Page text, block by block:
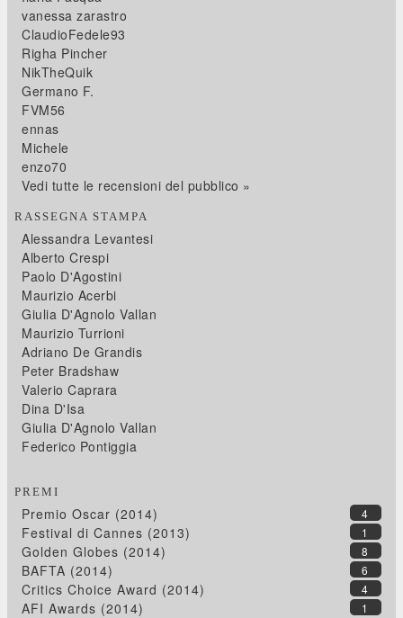
vanessa zarastro
ClaudioFedele93
Righa Pincher
NikTheQuik
Germano F.
FVM56
ennas
Michele
enzo70
Vedi tutte le recensioni del pubblico »
RASSEGNA STAMPA
Alessandra Levantesi
Alberto Crespi
Paolo D'Agostini
Maurizio Acerbi
Giulia D'Agnolo Vallan
Maurizio Turrioni
Adriano De Grandis
Peter Bradshaw
Valerio Caprara
Dina D'Isa
Giulia D'Agnolo Vallan
Federico Pontiggia
PREMI
4
Premio Oscar (2014)
1
Festival di Cannes (2013)
8
Golden Globes (2014)
6
BAFTA (2014)
4
Critics Choice Award (2014)
1
AFI Awards (2014)